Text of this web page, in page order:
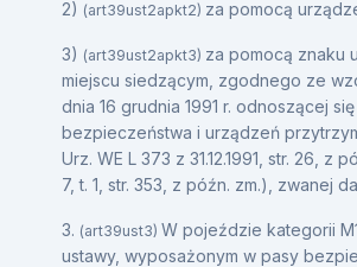
2) (art39ust2apkt2) za pomocą
3) (art39ust2apkt3) za pomocą znaku
miejscu siedzącym, zgodnego ze
dnia 16 grudnia 1991 r. odnoszącej
bezpieczeństwa i urządzeń
Urz. WE L 373 z 31.12.1991, str. 26,
7, t. 1, str. 353, z późn. zm.), zwanej
3. (art39ust3) W pojeździe kategorii
ustawy, wyposażonym w pasy